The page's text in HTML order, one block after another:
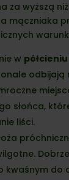
za wyższą
mączniaka
w
odbijają
słońca,
liści.
kwaśnym do